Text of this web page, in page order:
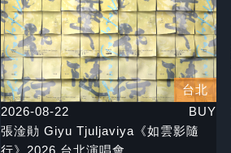
台北
2026-08-22
BUY
張淦勛 Giyu Tjuljaviya《如雲影隨
行》2026 台北演唱會